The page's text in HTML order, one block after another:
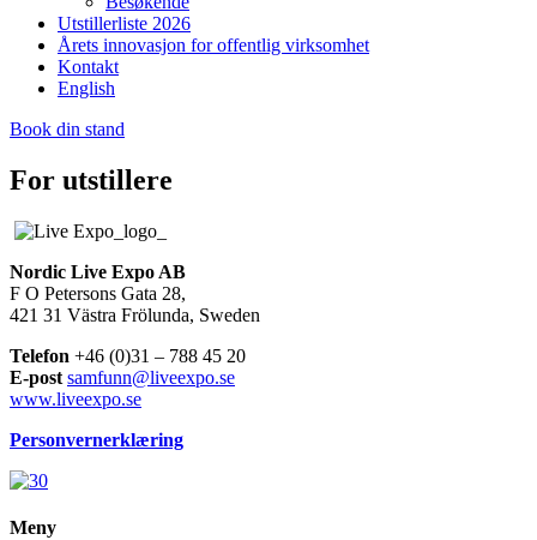
Utstillerliste 2026
Årets innovasjon for offentlig virksomhet
Kontakt
English
Book din stand
For utstillere
Nordic Live Expo AB
F O Petersons Gata 28,
421 31 Västra Frölunda, Sweden
Telefon +46 (0)31 – 788 45 20
E-post samfunn@liveexpo.se
www.liveexpo.se
Personvernerklæring
Meny